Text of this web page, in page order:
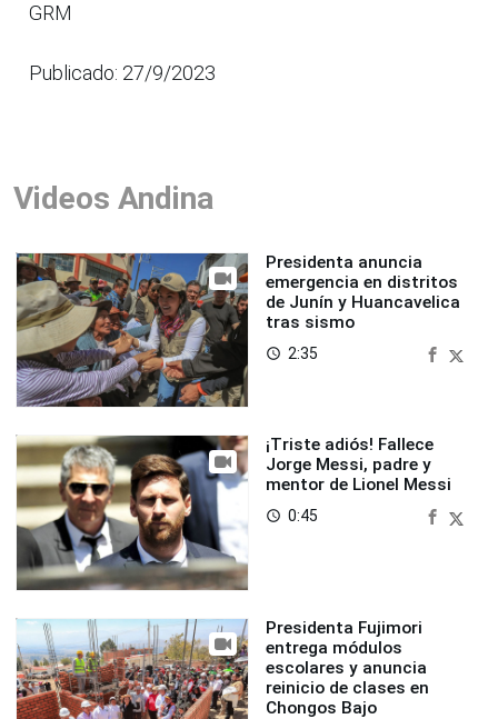
GRM
Publicado: 27/9/2023
Videos Andina
Presidenta anuncia
emergencia en distritos
de Junín y Huancavelica
tras sismo
access_time 2:35
¡Triste adiós! Fallece
Jorge Messi, padre y
mentor de Lionel Messi
access_time 0:45
Presidenta Fujimori
entrega módulos
escolares y anuncia
reinicio de clases en
Chongos Bajo